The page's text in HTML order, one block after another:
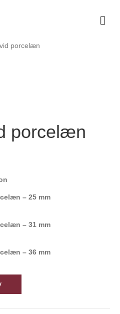
porcelæn
porcelæn
– 25 mm
– 31 mm
– 36 mm